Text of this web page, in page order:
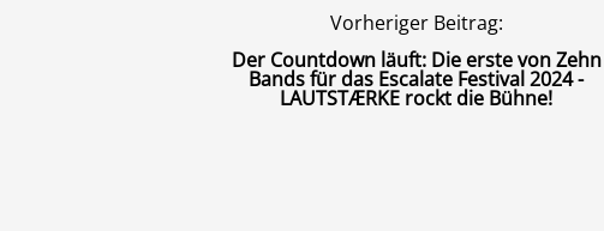
Vorheriger Beitrag:
Der Countdown läuft: Die erste von Zehn
Bands für das Escalate Festival 2024 -
LAUTSTÆRKE rockt die Bühne!